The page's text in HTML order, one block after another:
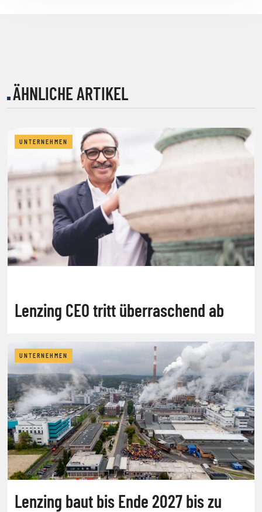
ÄHNLICHE ARTIKEL
UNTERNEHMEN
Lenzing CEO tritt überraschend ab
UNTERNEHMEN
Lenzing baut bis Ende 2027 bis zu